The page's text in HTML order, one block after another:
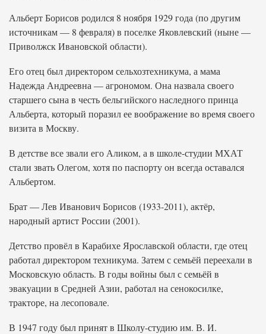
Альберт Борисов родился 8 ноября 1929 года (по другим
источникам — 8 февраля) в поселке Яковлевский (ныне —
Приволжск Ивановской области).
Его отец был директором сельхозтехникума, а мама
Надежда Андреевна — агрономом. Она назвала своего
старшего сына в честь бельгийского наследного принца
Альберта, который поразил ее воображение во время своего
визита в Москву.
В детстве все звали его Аликом, а в школе-студии МХАТ
стали звать Олегом, хотя по паспорту он всегда оставался
Альбертом.
Брат — Лев Иванович Борисов (1933-2011), актёр,
народный артист России (2001).
Детство провёл в Карабихе Ярославской области, где отец
работал директором техникума. Затем с семьёй переехали в
Московскую область. В годы войны был с семьёй в
эвакуации в Средней Азии, работал на сенокосилке,
тракторе, на лесоповале.
В 1947 году был принят в Школу-студию им. В. И.